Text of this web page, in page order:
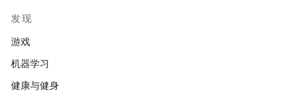
发现
游戏
机器学习
健康与健身